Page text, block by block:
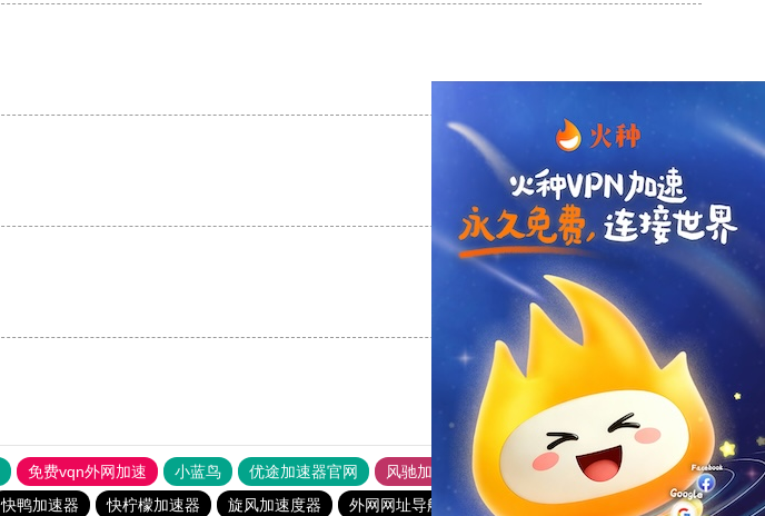
支持 [0] 反对[0]
支持
免费vqn外网加速 小蓝鸟 优途加速器官网 风驰加速器
旋风加速器
快鸭加速器 快柠檬加速器 旋风加速度器 外网网址导航 软件中心 雷霆加速 狂飙加速器